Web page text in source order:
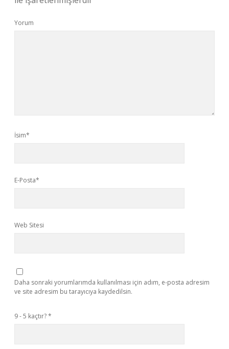
Yorum
İsim*
E-Posta*
Web Sitesi
Daha sonraki yorumlarımda kullanılması için adım, e-posta adresim
ve site adresim bu tarayıcıya kaydedilsin.
9 - 5 kaçtır?*